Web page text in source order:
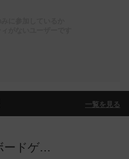
一覧を見る
【心斎橋店】じっくりボードゲームの世界に浸かってみよう！平日重ゲー会【テラフォーミング・マーズ】